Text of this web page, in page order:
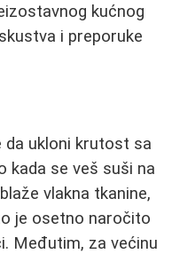
kućnog
i preporuke
da ukloni krutost sa
kada se veš suši na
vlakna tkanine,
je osetno naročito
Međutim, za većinu